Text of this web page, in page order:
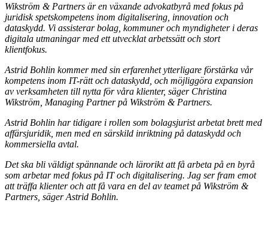
Wikström & Partners är en växande advokatbyrå med fokus på
juridisk spetskompetens inom digitalisering, innovation och
dataskydd. Vi assisterar bolag, kommuner och myndigheter i deras
digitala utmaningar med ett utvecklat arbetssätt och stort
klientfokus.
Astrid Bohlin kommer med sin erfarenhet ytterligare förstärka vår
kompetens inom IT-rätt och dataskydd, och möjliggöra expansion
av verksamheten till nytta för våra klienter, säger Christina
Wikström, Managing Partner på Wikström & Partners.
Astrid Bohlin har tidigare i rollen som bolagsjurist arbetat brett med
affärsjuridik, men med en särskild inriktning på dataskydd och
kommersiella avtal.
Det ska bli väldigt spännande och lärorikt att få arbeta på en byrå
som arbetar med fokus på IT och digitalisering. Jag ser fram emot
att träffa klienter och att få vara en del av teamet på Wikström &
Partners, säger Astrid Bohlin.